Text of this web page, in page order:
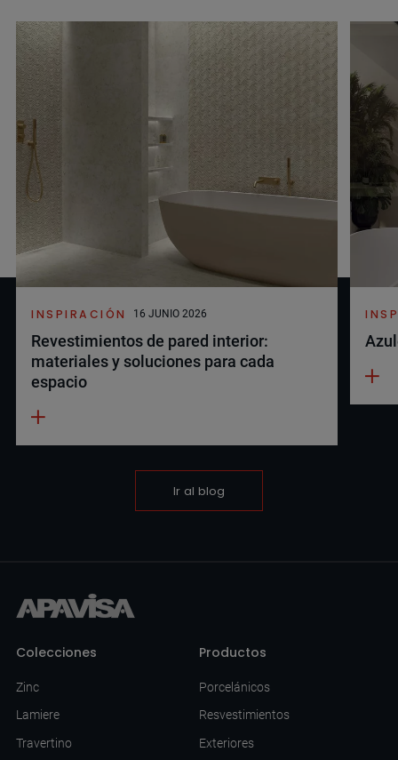
INSPIRACIÓN 16 JUNIO 2026
Revestimientos de pared interior:
materiales y soluciones para cada
espacio
Ir al blog
Colecciones
Zinc
Lamiere
Travertino
Productos
Porcelánicos
Resvestimientos
Exteriores